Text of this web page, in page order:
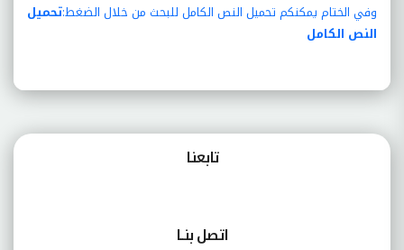
وفي الختام يمكنكم تحميل النص الكامل للبحث من خلال الضغط:تحميل
النص الكامل
تابعنـا
اتصل بنــا